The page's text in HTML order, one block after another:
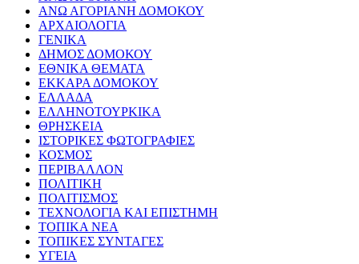
ΑΝΩ ΑΓΟΡΙΑΝΗ ΔΟΜΟΚΟΥ
ΑΡΧΑΙΟΛΟΓΙΑ
ΓΕΝΙΚΑ
ΔΗΜΟΣ ΔΟΜΟΚΟΥ
ΕΘΝΙΚΑ ΘΕΜΑΤΑ
ΕΚΚΑΡΑ ΔΟΜΟΚΟΥ
ΕΛΛΑΔΑ
ΕΛΛΗΝΟΤΟΥΡΚΙΚΑ
ΘΡΗΣΚΕΙΑ
ΙΣΤΟΡΙΚΕΣ ΦΩΤΟΓΡΑΦΙΕΣ
ΚΟΣΜΟΣ
ΠΕΡΙΒΑΛΛΟΝ
ΠΟΛΙΤΙΚΗ
ΠΟΛΙΤΙΣΜΟΣ
ΤΕΧΝΟΛΟΓΙΑ ΚΑΙ ΕΠΙΣΤΗΜΗ
ΤΟΠΙΚΑ ΝΕΑ
ΤΟΠΙΚΕΣ ΣΥΝΤΑΓΕΣ
ΥΓΕΙΑ